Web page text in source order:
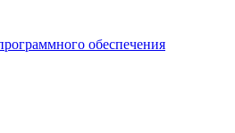
обеспечения